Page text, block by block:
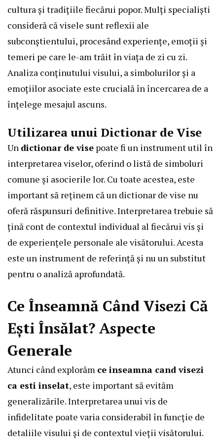
cultura și tradițiile fiecărui popor. Mulți specialiști
consideră că visele sunt reflexii ale
subconștientului, procesând experiențe, emoții și
temeri pe care le-am trăit în viața de zi cu zi.
Analiza conținutului visului, a simbolurilor și a
emoțiilor asociate este crucială în încercarea de a
înțelege mesajul ascuns.
Utilizarea unui Dictionar de Vise
Un dictionar de vise poate fi un instrument util în
interpretarea viselor, oferind o listă de simboluri
comune și asocierile lor. Cu toate acestea, este
important să reținem că un dictionar de vise nu
oferă răspunsuri definitive. Interpretarea trebuie să
țină cont de contextul individual al fiecărui vis și
de experiențele personale ale visătorului. Acesta
este un instrument de referință și nu un substitut
pentru o analiză aprofundată.
Ce Înseamnă Când Visezi Că
Ești Însălat? Aspecte
Generale
Atunci când explorăm ce inseamna cand visezi
ca esti inselat, este important să evităm
generalizările. Interpretarea unui vis de
infidelitate poate varia considerabil în funcție de
detaliile visului și de contextul vieții visătorului.